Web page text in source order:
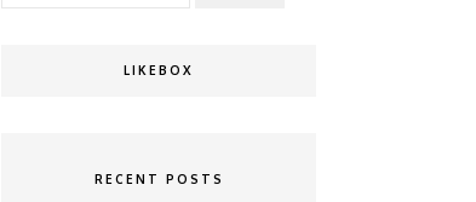
LIKEBOX
RECENT POSTS